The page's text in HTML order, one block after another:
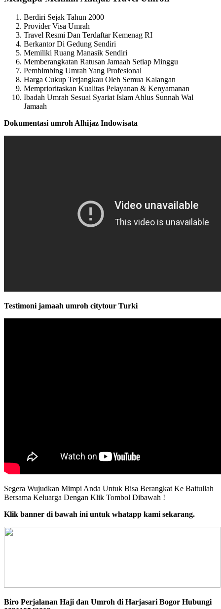
Berdiri Sejak Tahun 2000
Provider Visa Umrah
Travel Resmi Dan Terdaftar Kemenag RI
Berkantor Di Gedung Sendiri
Memiliki Ruang Manasik Sendiri
Memberangkatan Ratusan Jamaah Setiap Minggu
Pembimbing Umrah Yang Profesional
Harga Cukup Terjangkau Oleh Semua Kalangan
Memprioritaskan Kualitas Pelayanan & Kenyamanan
Ibadah Umrah Sesuai Syariat Islam Ahlus Sunnah Wal
Jamaah
Dokumentasi umroh Alhijaz Indowisata
Testimoni jamaah umroh citytour Turki
Segera Wujudkan Mimpi Anda Untuk Bisa Berangkat Ke Baitullah
Bersama Keluarga Dengan Klik Tombol Dibawah !
Klik banner di bawah ini untuk whatapp kami sekarang.
Biro Perjalanan Haji dan Umroh di Harjasari Bogor Hubungi